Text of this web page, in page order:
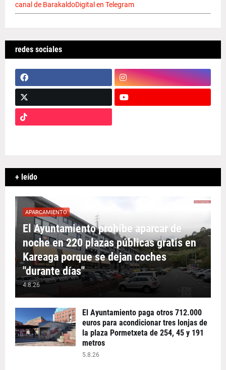
canal de BarakaldoDigital en Telegram
redes sociales
+ leído
APARCAMIENTO
El Ayuntamiento prohíbe aparcar de
noche en 220 plazas públicas gratis en
Kareaga porque se dejan coches
"durante días"
4.8.26
El Ayuntamiento paga otros 712.000
euros para acondicionar tres lonjas de
la plaza Pormetxeta de 254, 45 y 191
metros
5.8.26